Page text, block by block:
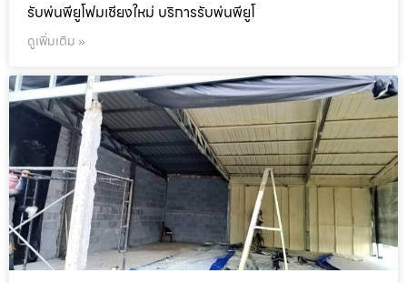
รับพ่นพียูโฟมเชียงใหม่ บริการรับพ่นพียูโ
ดูเพิ่มเติม »